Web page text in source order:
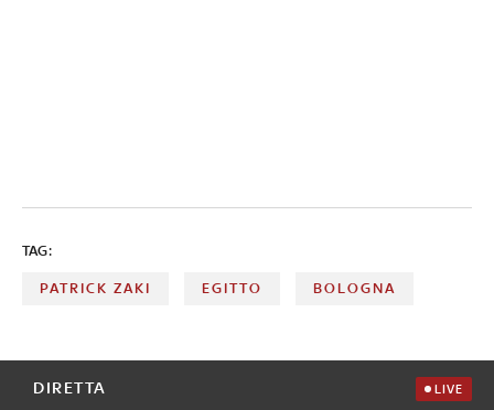
TAG:
PATRICK ZAKI EGITTO BOLOGNA
DIRETTA LIVE